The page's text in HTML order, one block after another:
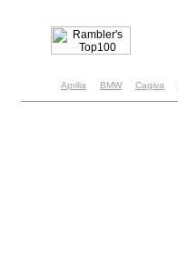
Aprilia BMW Cagiva